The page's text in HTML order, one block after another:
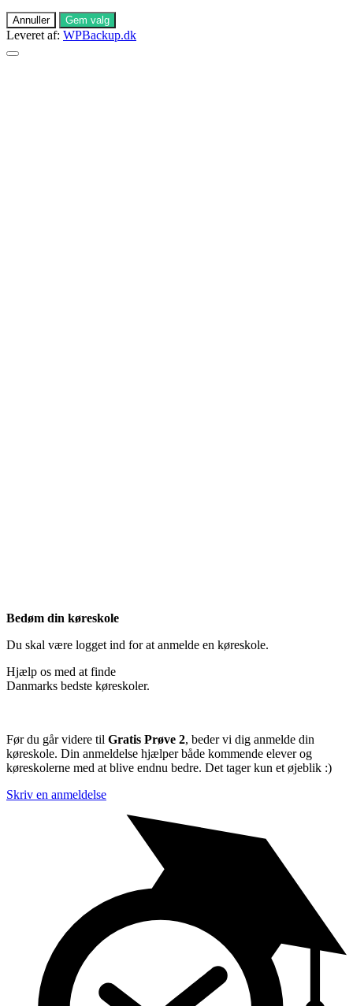
Annuller Gem valg
Leveret af: WPBackup.dk
Bedøm din køreskole
Du skal være logget ind for at anmelde en køreskole.
Hjælp os med at finde
Danmarks bedste køreskoler.
Før du går videre til Gratis Prøve 2, beder vi dig anmelde din
køreskole. Din anmeldelse hjælper både kommende elever og
køreskolerne med at blive endnu bedre. Det tager kun et øjeblik :)
Skriv en anmeldelse